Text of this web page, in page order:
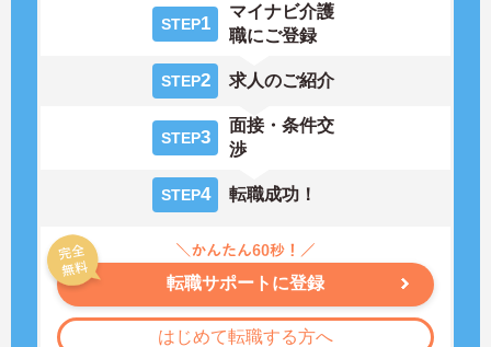
STEP1
マイナビ介護
職にご登録
STEP2 求人のご紹介
STEP3
面接・条件交
渉
STEP4 転職成功！
転職サポートに登録
はじめて転職する方へ